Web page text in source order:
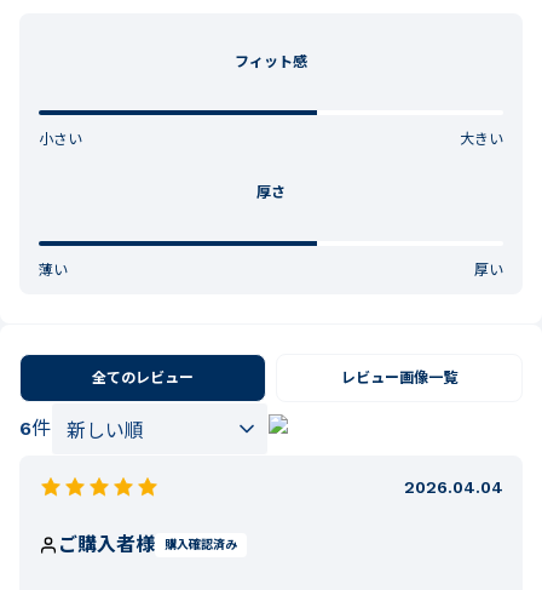
フィット感
小さい 大きい
厚さ
薄い 厚い
全てのレビュー レビュー画像一覧
6件
2026.04.04
ご購入者様 購入確認済み